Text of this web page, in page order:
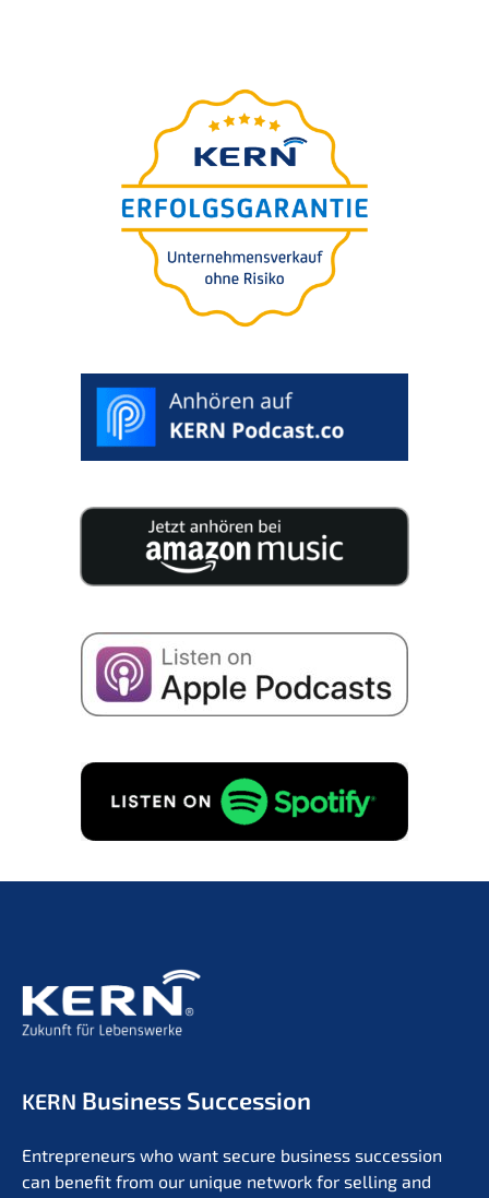
Exclu­si­ve expert knowledge from
UNTERNEHMERmagazine
Free White­pa­per: 8 Steps
to Secure Your Business
DOWNLOAD WHITEPAPER
KERN Business Succession
Entre­pre­neurs who want secure business succes­si­on
can benefit from our unique network for selling and